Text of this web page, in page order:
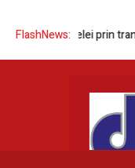
FlashNews:
rețelei prin